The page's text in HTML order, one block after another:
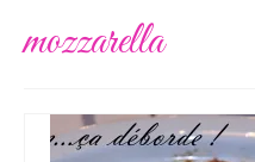
mozzarella